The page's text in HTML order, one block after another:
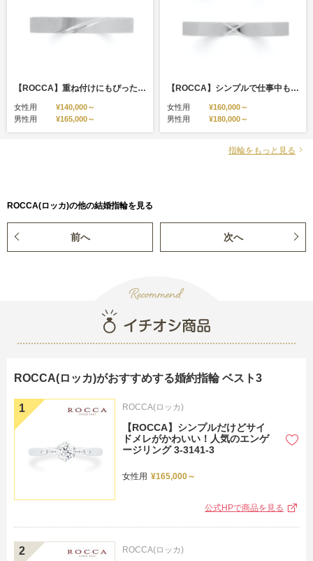
【ROCCA】重ね付けにもぴったり！シンプルマリッジリング SFR-2D/SFR-2L
女性用
¥140,000～
男性用
¥165,000～
【ROCCA】シンプルで仕事中も着けやすいマリッジリング （結婚指輪）SFR-1D/SFR-1L
女性用
¥160,000～
男性用
¥180,000～
指輪をもっと見る
ROCCA(ロッカ)の他の結婚指輪を見る
前へ 次へ
ROCCA(ロッカ)がおすすめする婚約指輪 ベスト3
ROCCA(ロッカ)
【ROCCA】シンプルだけどサイ
ドメレがかわいい！人気のエンゲ
ージリング 3-3141-3
女性用 ¥165,000～
公式HPで商品を見る
ROCCA(ロッカ)